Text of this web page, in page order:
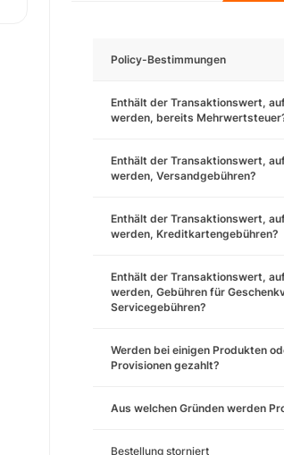
Policy-Bestimmungen
Enthält der Transaktionswert,
werden, bereits
Enthält der Transaktionswert,
werden, Versandgebühren?
Enthält der Transaktionswert,
werden, Kreditkartengebühren?
Enthält der Transaktionswert,
werden, Gebühren für
Servicegebühren?
Werden bei einigen Produkten
Provisionen gezahlt?
Aus welchen Gründen werden
Bestellung storniert